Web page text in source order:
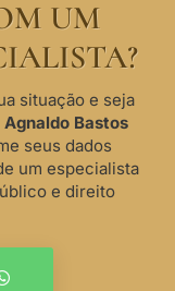
UM
situação e seja
Agnaldo Bastos
seus dados
um especialista
e direito